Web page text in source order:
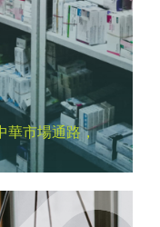
華市場通路，